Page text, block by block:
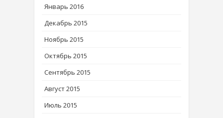
Январь 2016
Декабрь 2015
Ноябрь 2015
Октябрь 2015
Сентябрь 2015
Август 2015
Июль 2015